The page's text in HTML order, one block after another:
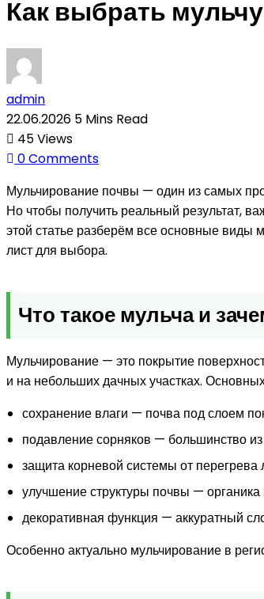
Как выбрать
admin
22.06.2026 5 Mins Read
45Views
0Comments
Мульчирование почвы — один из самых
Но чтобы получить реальный результат,
этой статье разберём все основные виды
лист для выбора.
Что такое мульча и
Мульчирование — это покрытие
и на небольших дачных участках.
сохранение влаги — почва под слоем
подавление сорняков — большинство
защита корневой системы от
улучшение структуры почвы — органика
декоративная функция — аккуратный
Особенно актуально мульчирование в